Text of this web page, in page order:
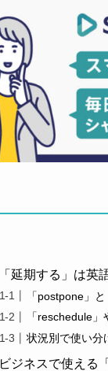
「延期する」は英
「postpone」
「reschedule
状況別で使い分
ビジネスで使える